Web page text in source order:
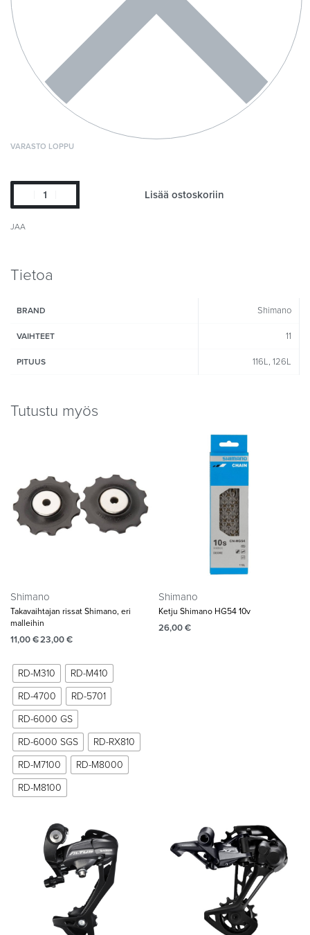
VARASTO LOPPU
Lisää ostoskoriin
JAA
Tietoa
BRAND Shimano
VAIHTEET 11
PITUUS 116L, 126L
Tutustu myös
Shimano
Takavaihtajan rissat Shimano, eri
malleihin
11,00€23,00€
RD-M310
RD-M410
RD-4700
RD-5701
RD-6000 GS
RD-6000 SGS
RD-RX810
RD-M7100
RD-M8000
RD-M8100
Shimano
Ketju Shimano HG54 10v
26,00€